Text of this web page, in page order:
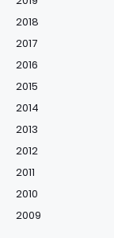
2018
2017
2016
2015
2014
2013
2012
2011
2010
2009